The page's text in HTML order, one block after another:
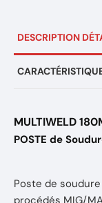
DESCRIPTION
MULTIWELD
POSTE de
Poste de
procédés MIG/